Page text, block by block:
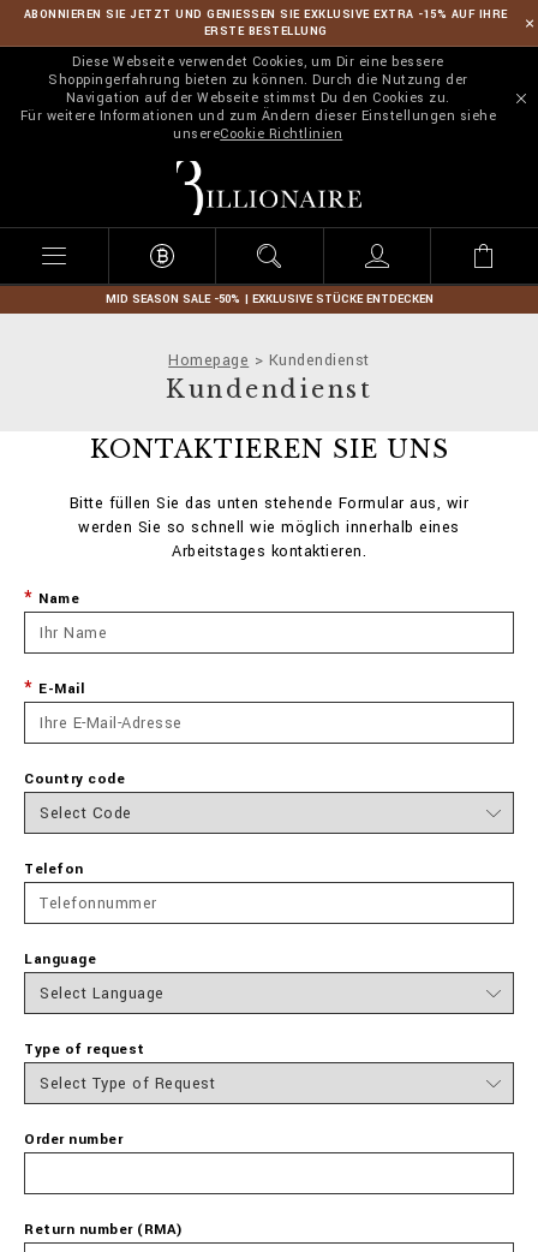
ABONNIEREN SIE JETZT UND GENIESSEN SIE EXKLUSIVE EXTRA -15% AUF IHRE
ERSTE BESTELLUNG
Diese Webseite verwendet Cookies, um Dir eine bessere
Shoppingerfahrung bieten zu können. Durch die Nutzung der
Navigation auf der Webseite stimmst Du den Cookies zu.
Für weitere Informationen und zum Ändern dieser Einstellungen siehe
unsereCookie Richtlinien
l
l
o
n
r
e
MID SEASON SALE -50% | EXKLUSIVE STÜCKE ENTDECKEN
Homepage Kundendienst
Kundendienst
KONTAKTIEREN SIE UNS
Bitte füllen Sie das unten stehende Formular aus, wir
werden Sie so schnell wie möglich innerhalb eines
Arbeitstages kontaktieren.
Name
E-Mail
Country code
Telefon
Language
Type of request
Order number
Return number (RMA)